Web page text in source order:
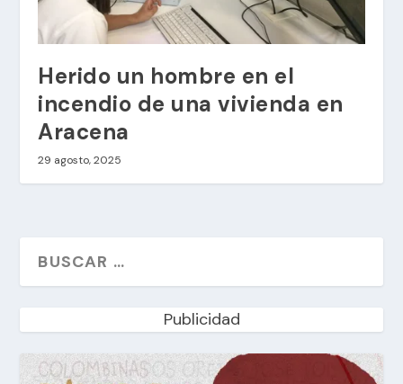
Herido un hombre en el
incendio de una vivienda en
Aracena
29 agosto, 2025
Publicidad